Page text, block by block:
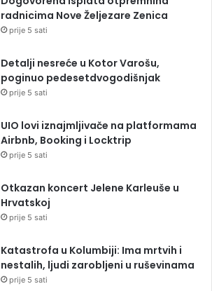
radnicima Nove Željezare Zenica
prije 5 sati
Detalji nesreće u Kotor Varošu,
poginuo pedesetdvogodišnjak
prije 5 sati
UIO lovi iznajmljivače na platformama
Airbnb, Booking i Locktrip
prije 5 sati
Otkazan koncert Jelene Karleuše u
Hrvatskoj
prije 5 sati
Katastrofa u Kolumbiji: Ima mrtvih i
nestalih, ljudi zarobljeni u ruševinama
prije 5 sati